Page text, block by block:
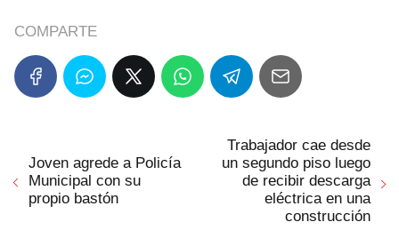
COMPARTE
Joven agrede a Policía
Municipal con su
propio bastón
Trabajador cae desde
un segundo piso luego
de recibir descarga
eléctrica en una
construcción